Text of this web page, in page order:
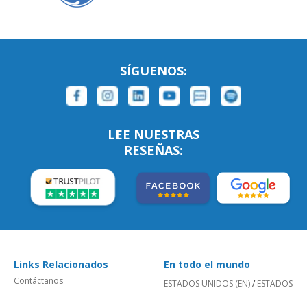
SÍGUENOS:
LEE NUESTRAS
RESEÑAS:
Links Relacionados
Contáctanos
En todo el mundo
ESTADOS UNIDOS (EN)/ ESTADOS